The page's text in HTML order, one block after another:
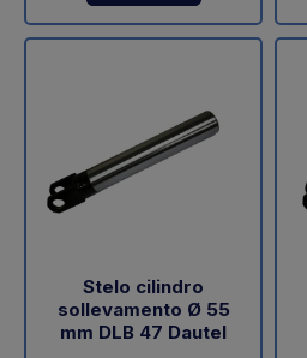
Stelo cilindro
sollevamento Ø 55
mm DLB 47 Dautel